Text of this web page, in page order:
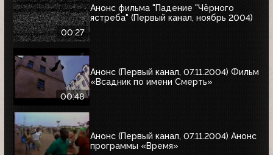
00:27
Анонс фильма "Падение "Чёрного
ястреба" (Первый канал, ноябрь 2004)
00:48
Анонс (Первый канал, 07.11.2004) Фильм
«Всадник по имени Смерть»
Анонс (Первый канал, 07.11.2004) Анонс
программы «Время»